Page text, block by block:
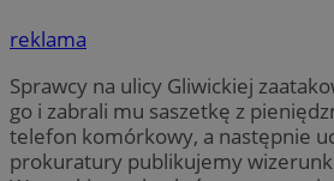
reklama
Sprawcy na ulicy Gliwickiej
go i zabrali mu saszetkę z
telefon komórkowy, a następnie
prokuratury publikujemy